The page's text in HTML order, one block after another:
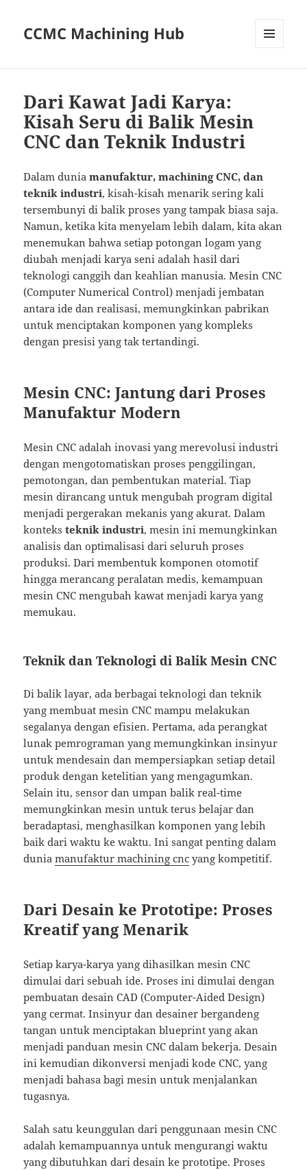
CCMC Machining Hub
Dari Kawat Jadi Karya:
Kisah Seru di Balik Mesin
CNC dan Teknik Industri
Dalam duniamanufaktur, machining CNC, dan
teknik industri, kisah-kisah menarik sering kali
tersembunyi di balik proses yang tampak biasa saja.
Namun, ketika kita menyelam lebih dalam, kita akan
menemukan bahwa setiap potongan logam yang
diubah menjadi karya seni adalah hasil dari
teknologi canggih dan keahlian manusia. Mesin CNC
(Computer Numerical Control) menjadi jembatan
antara ide dan realisasi, memungkinkan pabrikan
untuk menciptakan komponen yang kompleks
dengan presisi yang tak tertandingi.
Mesin CNC: Jantung dari Proses
Manufaktur Modern
Mesin CNC adalah inovasi yang merevolusi industri
dengan mengotomatiskan proses penggilingan,
pemotongan, dan pembentukan material. Tiap
mesin dirancang untuk mengubah program digital
menjadi pergerakan mekanis yang akurat. Dalam
konteksteknik industri, mesin ini memungkinkan
analisis dan optimalisasi dari seluruh proses
produksi. Dari membentuk komponen otomotif
hingga merancang peralatan medis, kemampuan
mesin CNC mengubah kawat menjadi karya yang
memukau.
Teknik dan Teknologi di Balik Mesin CNC
Di balik layar, ada berbagai teknologi dan teknik
yang membuat mesin CNC mampu melakukan
segalanya dengan efisien. Pertama, ada perangkat
lunak pemrograman yang memungkinkan insinyur
untuk mendesain dan mempersiapkan setiap detail
produk dengan ketelitian yang mengagumkan.
Selain itu, sensor dan umpan balik real-time
memungkinkan mesin untuk terus belajar dan
beradaptasi, menghasilkan komponen yang lebih
baik dari waktu ke waktu. Ini sangat penting dalam
duniamanufaktur machining cnc yang kompetitif.
Dari Desain ke Prototipe: Proses
Kreatif yang Menarik
Setiap karya-karya yang dihasilkan mesin CNC
dimulai dari sebuah ide. Proses ini dimulai dengan
pembuatan desain CAD (Computer-Aided Design)
yang cermat. Insinyur dan desainer bergandeng
tangan untuk menciptakan blueprint yang akan
menjadi panduan mesin CNC dalam bekerja. Desain
ini kemudian dikonversi menjadi kode CNC, yang
menjadi bahasa bagi mesin untuk menjalankan
tugasnya.
Salah satu keunggulan dari penggunaan mesin CNC
adalah kemampuannya untuk mengurangi waktu
yang dibutuhkan dari desain ke prototipe. Proses